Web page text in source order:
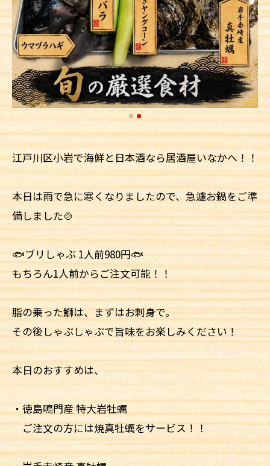
江戸川区小岩で海鮮と日本酒なら居酒屋いなかへ！！
本日は雨で急に寒くなりましたので、急遽お鍋をご準
備しました🍲
🐟ブリしゃぶ 1人前980円🐟
もちろん1人前からご注文可能！！
脂の乗った鰤は、まずはお刺身で。
その後しゃぶしゃぶで旨味をお楽しみください！
本日のおすすめは、
・徳島鳴門産 特大岩牡蠣
ご注文の方には焼真牡蠣をサービス！！